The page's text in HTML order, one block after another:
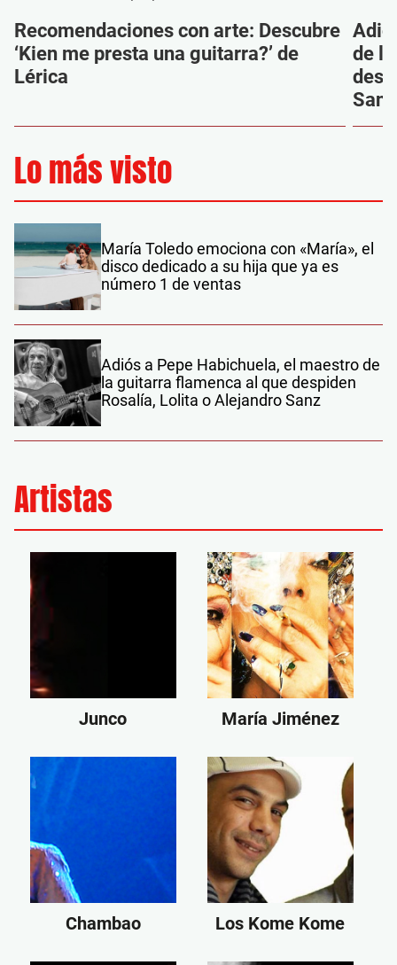
Recomendaciones con arte: Descubre
‘Kien me presta una guitarra?’ de
Lérica
de
Sanz
Lo más visto
María Toledo emociona con «María», el
disco dedicado a su hija que ya es
número 1 de ventas
Adiós a Pepe Habichuela, el maestro de
la guitarra flamenca al que despiden
Rosalía, Lolita o Alejandro Sanz
Artistas
Junco María Jiménez
Chambao Los Kome Kome